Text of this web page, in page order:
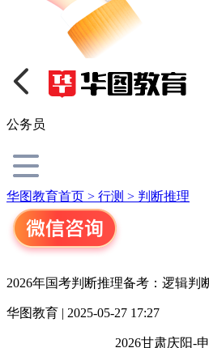
公务员
华图教育首页 > 行测 > 判断推理
2026年国考判断推理备考：逻辑
华图教育 | 2025-05-27 17:27
2026甘肃庆阳-